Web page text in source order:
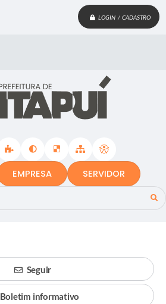
LOGIN / CADASTRO
EMPRESA SERVIDOR
Seguir
Boletim informativo